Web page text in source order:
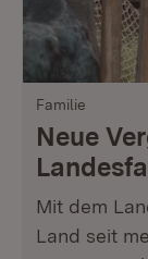
Familie
Neue
Mit dem
Land seit